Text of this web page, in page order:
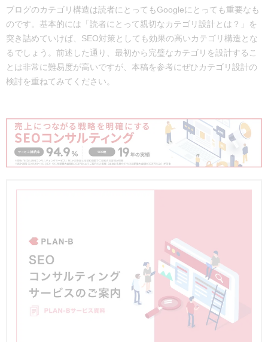
ブログのカテゴリ構造は読者にとってもGoogleにとっても重要なも
のです。基本的には「読者にとって親切なカテゴリ設計とは？」を
突き詰めていけば、SEO対策としても効果の高いカテゴリ構造とな
るでしょう。前述した通り、最初から完璧なカテゴリを設計するこ
とは非常に難易度が高いですが、本稿を参考にぜひカテゴリ設計の
検討を重ねてみてください。